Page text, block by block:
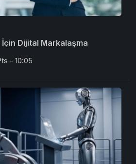
İçin Dijital Markalaşma
- 10:05